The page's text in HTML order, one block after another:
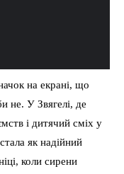
на екрані, що
не. У Звягелі, де
і дитячий сміх у
як надійний
коли сирени